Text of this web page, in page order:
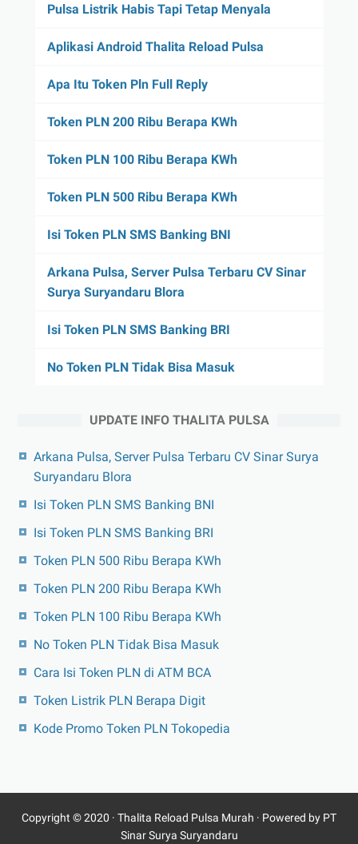
Pulsa Listrik Habis Tapi Tetap Menyala
Aplikasi Android Thalita Reload Pulsa
Apa Itu Token Pln Full Reply
Token PLN 200 Ribu Berapa KWh
Token PLN 100 Ribu Berapa KWh
Token PLN 500 Ribu Berapa KWh
Isi Token PLN SMS Banking BNI
Arkana Pulsa, Server Pulsa Terbaru CV Sinar
Surya Suryandaru Blora
Isi Token PLN SMS Banking BRI
No Token PLN Tidak Bisa Masuk
UPDATE INFO THALITA PULSA
Arkana Pulsa, Server Pulsa Terbaru CV Sinar Surya
Suryandaru Blora
Isi Token PLN SMS Banking BNI
Isi Token PLN SMS Banking BRI
Token PLN 500 Ribu Berapa KWh
Token PLN 200 Ribu Berapa KWh
Token PLN 100 Ribu Berapa KWh
No Token PLN Tidak Bisa Masuk
Cara Isi Token PLN di ATM BCA
Token Listrik PLN Berapa Digit
Kode Promo Token PLN Tokopedia
Copyright © 2020 · Thalita Reload Pulsa Murah · Powered by PT
Sinar Surya Suryandaru